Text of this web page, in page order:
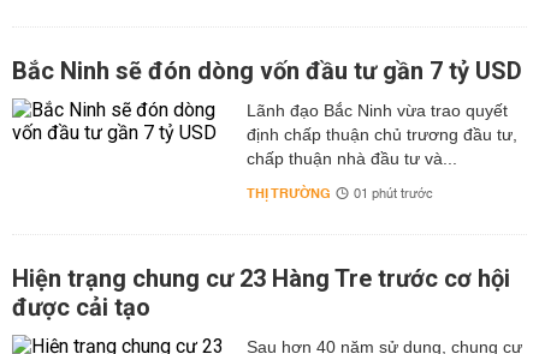
Bắc Ninh sẽ đón dòng vốn đầu tư gần 7 tỷ USD
Lãnh đạo Bắc Ninh vừa trao quyết
định chấp thuận chủ trương đầu tư,
chấp thuận nhà đầu tư và...
THỊ TRƯỜNG 01 phút trước
Hiện trạng chung cư 23 Hàng Tre trước cơ hội
được cải tạo
Sau hơn 40 năm sử dụng, chung cư